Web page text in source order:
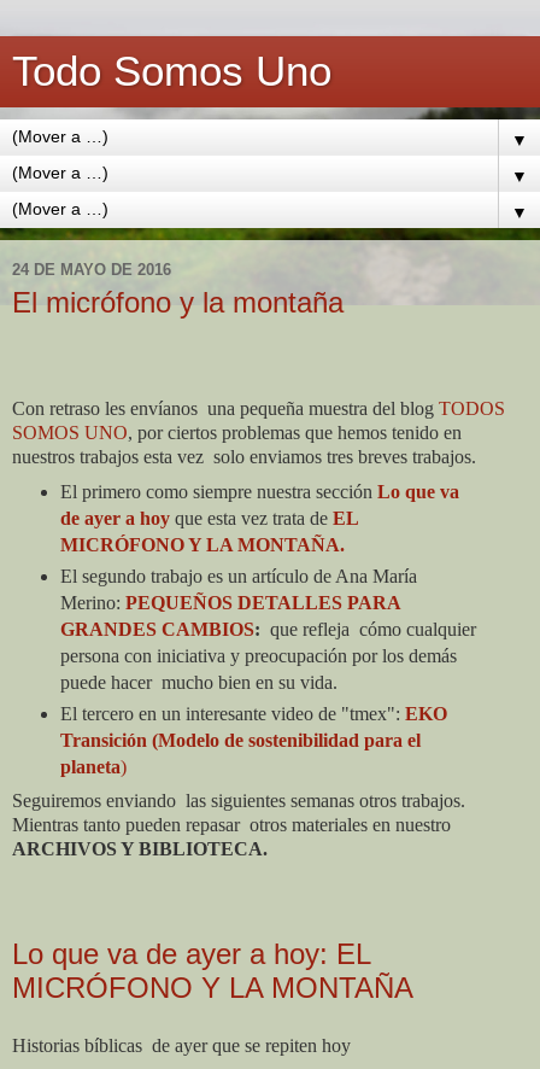
Todo Somos Uno
▼
▼
▼
24 DE MAYO DE 2016
El micrófono y la montaña
Con retraso les envíanos una pequeña muestra del blog TODOS
SOMOS UNO, por ciertos problemas que hemos tenido en
nuestros trabajos esta vez solo enviamos tres breves trabajos.
El primero como siempre nuestra sección Lo que va
de ayer a hoyque esta vez trata de EL
MICRÓFONO Y LA MONTAÑA.
El segundo trabajo es un artículo de Ana María
Merino: PEQUEÑOS DETALLES PARA
GRANDES CAMBIOS: que refleja cómo cualquier
persona con iniciativa y preocupación por los demás
puede hacer mucho bien en su vida.
El tercero en un interesante video de "tmex": EKO
Transición (Modelo de sostenibilidad para el
planeta)
Seguiremos enviando las siguientes semanas otros trabajos.
Mientras tanto pueden repasar otros materiales en nuestro
ARCHIVOS Y BIBLIOTECA.
Lo que va de ayer a hoy: EL
MICRÓFONO Y LA MONTAÑA
Historias bíblicas de ayer que se repiten hoy